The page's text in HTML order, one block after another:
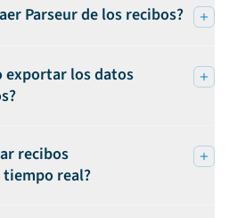
Parseur de los recibos?
exportar los datos
recibos
real?